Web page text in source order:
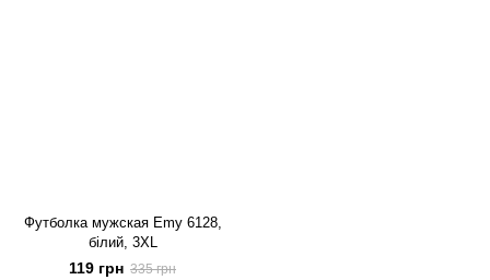
Футболка мужская Emy 6128,
білий, 3XL
119 грн 335 грн